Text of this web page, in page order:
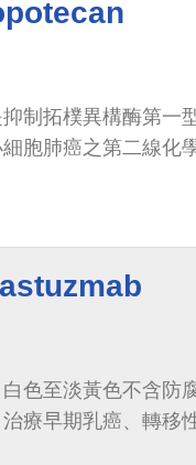
制拓樸異構酶第一
胞肺癌之第二線化
色至淡黃色不含防
療早期乳癌、轉移